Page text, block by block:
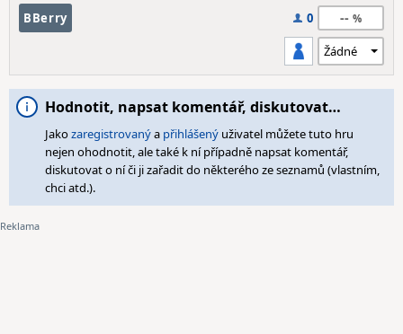
BBerry 0 --
Hodnotit, napsat komentář, diskutovat…
Jakozaregistrovanýa přihlášený uživatel můžete tuto hru
nejen ohodnotit, ale také k ní případně napsat komentář,
diskutovat o ní či ji zařadit do některého ze seznamů (vlastním,
chci atd.).